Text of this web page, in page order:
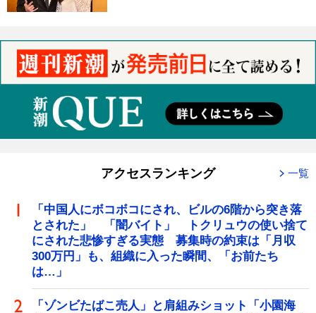
アクセスランキング 一覧
「中国人にボコボコにされ、ビルの6階から突き落
とされた」 「闇バイト」 トクリュウの使い捨て
にされた悲惨すぎる実態 募集時の約束は「月収
300万円」も、組織に入った瞬間、「お前たち
は…」
「ゾンビたばこ売人」と肩組みショット「小園海